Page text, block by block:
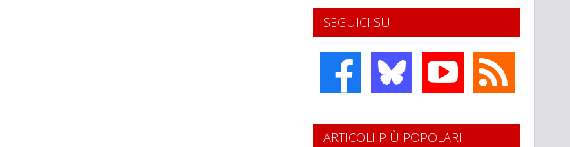
SEGUICI SU
ARTICOLI PIÙ POPOLARI